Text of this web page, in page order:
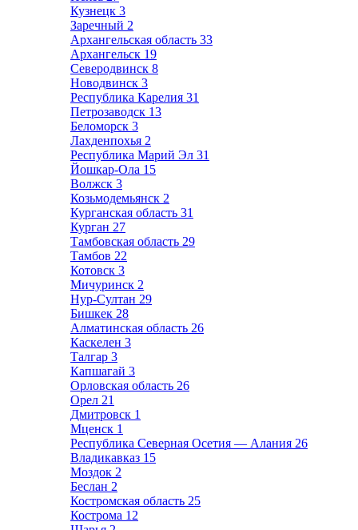
Кузнецк 3
Заречный 2
Архангельская область 33
Архангельск 19
Северодвинск 8
Новодвинск 3
Республика Карелия 31
Петрозаводск 13
Беломорск 3
Лахденпохья 2
Республика Марий Эл 31
Йошкар-Ола 15
Волжск 3
Козьмодемьянск 2
Курганская область 31
Курган 27
Тамбовская область 29
Тамбов 22
Котовск 3
Мичуринск 2
Нур-Султан 29
Бишкек 28
Алматинская область 26
Каскелен 3
Талгар 3
Капшагай 3
Орловская область 26
Орел 21
Дмитровск 1
Мценск 1
Республика Северная Осетия — Алания 26
Владикавказ 15
Моздок 2
Беслан 2
Костромская область 25
Кострома 12